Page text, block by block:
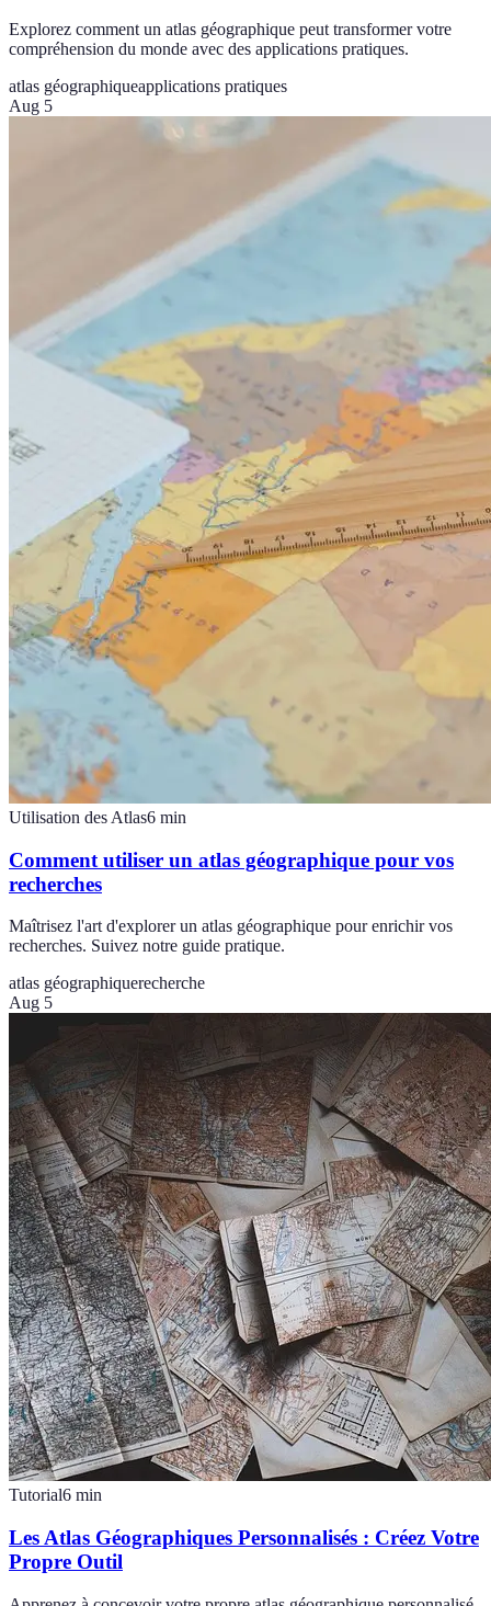
Explorez comment un atlas géographique peut transformer votre
compréhension du monde avec des applications pratiques.
atlas géographiqueapplications pratiques
Aug 5
Utilisation des Atlas6 min
Comment utiliser un atlas géographique pour vos
recherches
Maîtrisez l'art d'explorer un atlas géographique pour enrichir vos
recherches. Suivez notre guide pratique.
atlas géographiquerecherche
Aug 5
Tutorial6 min
Les Atlas Géographiques Personnalisés : Créez Votre
Propre Outil